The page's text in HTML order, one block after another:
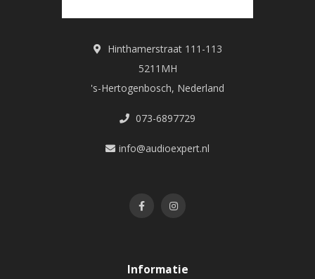
Hinthamerstraat 111-113
5211MH
's-Hertogenbosch, Nederland
073-6897729
info@audioexpert.nl
Informatie